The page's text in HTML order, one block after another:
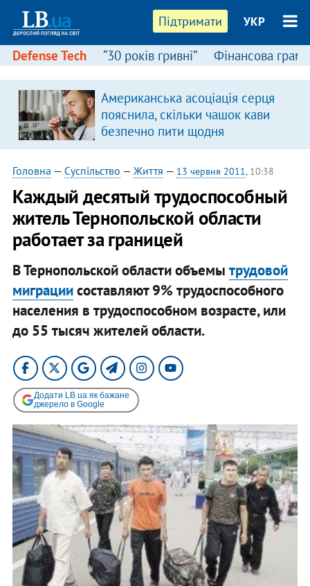
Підтримати УКР
Defense Tech “30 років гривні” Фінансова
Американська асоціація серця
пояснила, скільки чашок кави
безпечно пити щодня
Головна — Суспільство — Життя — 13 червня 2011, 10:38
Каждый десятый трудоспособный
житель Тернопольской области
работает за границей
В Тернопольской области объемы трудовой
миграциисоставляют 9% трудоспособного
населения в трудоспособном возрасте, или
до 55 тысяч жителей области.
Додати LB.ua як бажане
джерело в Google